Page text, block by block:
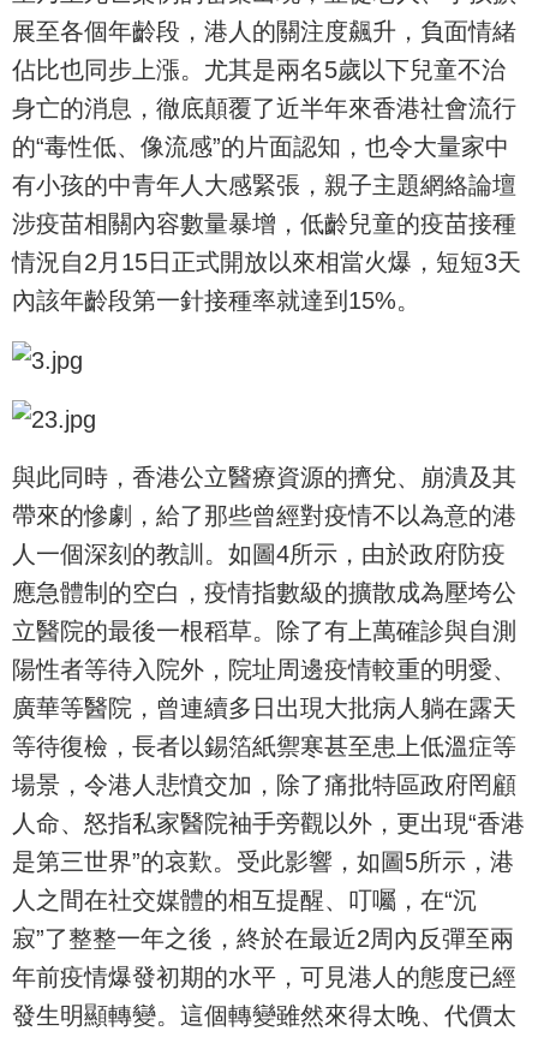
展至各個年齡段，港人的關注度飆升，負面情緒
佔比也同步上漲。尤其是兩名5歲以下兒童不治
身亡的消息，徹底顛覆了近半年來香港社會流行
的“毒性低、像流感”的片面認知，也令大量家中
有小孩的中青年人大感緊張，親子主題網絡論壇
涉疫苗相關內容數量暴增，低齡兒童的疫苗接種
情況自2月15日正式開放以來相當火爆，短短3天
內該年齡段第一針接種率就達到15%。
與此同時，香港公立醫療資源的擠兌、崩潰及其
帶來的慘劇，給了那些曾經對疫情不以為意的港
人一個深刻的教訓。如圖4所示，由於政府防疫
應急體制的空白，疫情指數級的擴散成為壓垮公
立醫院的最後一根稻草。除了有上萬確診與自測
陽性者等待入院外，院址周邊疫情較重的明愛、
廣華等醫院，曾連續多日出現大批病人躺在露天
等待復檢，長者以錫箔紙禦寒甚至患上低溫症等
場景，令港人悲憤交加，除了痛批特區政府罔顧
人命、怒指私家醫院袖手旁觀以外，更出現“香港
是第三世界”的哀歎。受此影響，如圖5所示，港
人之間在社交媒體的相互提醒、叮囑，在“沉
寂”了整整一年之後，終於在最近2周內反彈至兩
年前疫情爆發初期的水平，可見港人的態度已經
發生明顯轉變。這個轉變雖然來得太晚、代價太